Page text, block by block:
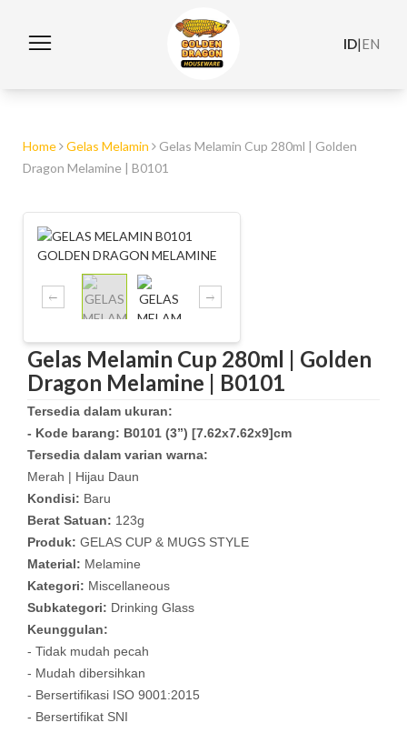
ID|EN
Home Gelas Melamin
Gelas Melamin Cup 280ml | Golden
Dragon Melamine | B0101
Gelas Melamin Cup 280ml | Golden
Dragon Melamine | B0101
Tersedia dalam ukuran:
- Kode barang: B0101 (3”) [7.62x7.62x9]cm
Tersedia dalam varian warna:
Merah | Hijau Daun
Kondisi: Baru
Berat Satuan: 123g
Produk: GELAS CUP & MUGS STYLE
Material: Melamine
Kategori: Miscellaneous
Subkategori: Drinking Glass
Keunggulan:
- Tidak mudah pecah
- Mudah dibersihkan
- Bersertifikasi ISO 9001:2015
- Bersertifikat SNI